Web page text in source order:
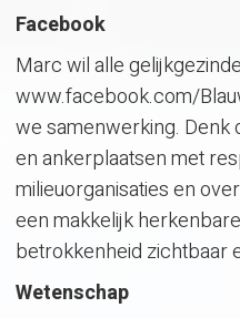
Facebook
Marc wil alle
www.facebook.com/
we samenwerking. Denk
en ankerplaatsen met
milieuorganisaties en
een makkelijk
betrokkenheid zichtbaar
Wetenschap